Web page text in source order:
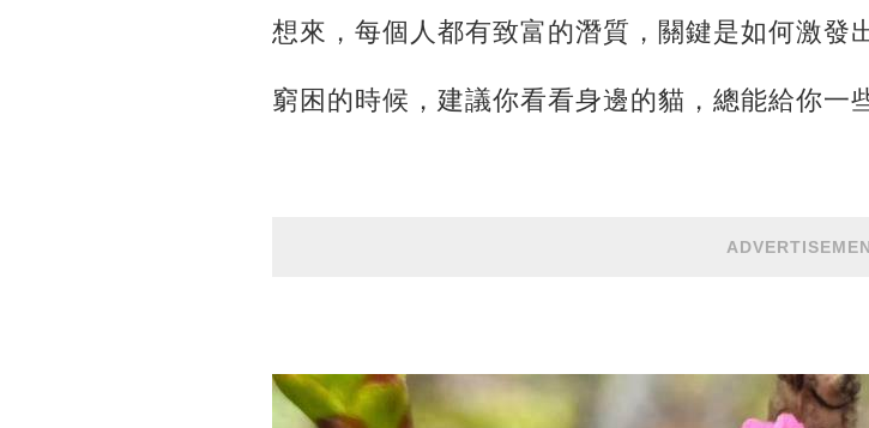
想來，每個人都有致富的潛質，關鍵是如何激發
窮困的時候，建議你看看身邊的貓，總能給你一